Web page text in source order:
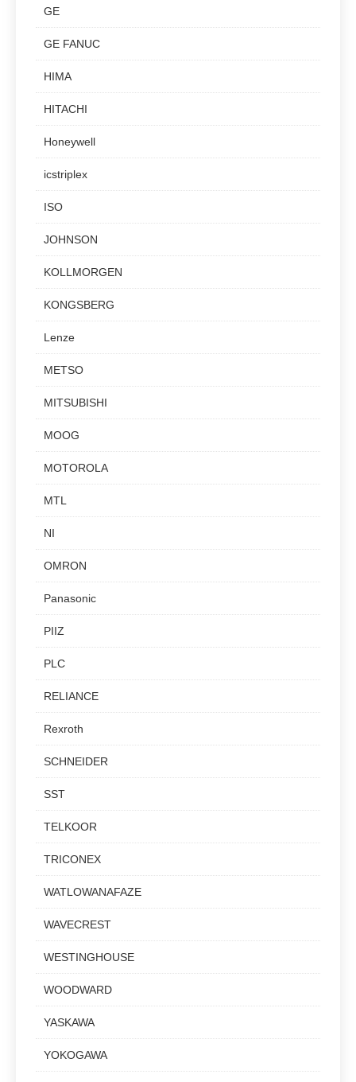
GE
GE FANUC
HIMA
HITACHI
Honeywell
icstriplex
ISO
JOHNSON
KOLLMORGEN
KONGSBERG
Lenze
METSO
MITSUBISHI
MOOG
MOTOROLA
MTL
NI
OMRON
Panasonic
PIIZ
PLC
RELIANCE
Rexroth
SCHNEIDER
SST
TELKOOR
TRICONEX
WATLOWANAFAZE
WAVECREST
WESTINGHOUSE
WOODWARD
YASKAWA
YOKOGAWA